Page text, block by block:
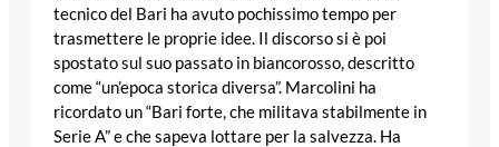
tecnico del Bari ha avuto pochissimo tempo per
trasmettere le proprie idee. Il discorso si è poi
spostato sul suo passato in biancorosso, descritto
come “un’epoca storica diversa”. Marcolini ha
ricordato un “Bari forte, che militava stabilmente in
Serie A” e che sapeva lottare per la salvezza. Ha